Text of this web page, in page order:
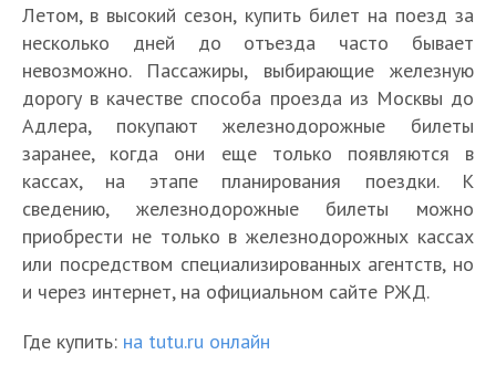
Летом, в высокий сезон, купить билет на поезд за
несколько дней до отъезда часто бывает
невозможно. Пассажиры, выбирающие железную
дорогу в качестве способа проезда из Москвы до
Адлера, покупают железнодорожные билеты
заранее, когда они еще только появляются в
кассах, на этапе планирования поездки. К
сведению, железнодорожные билеты можно
приобрести не только в железнодорожных кассах
или посредством специализированных агентств, но
и через интернет, на официальном сайте РЖД.
Где купить: на tutu.ru онлайн